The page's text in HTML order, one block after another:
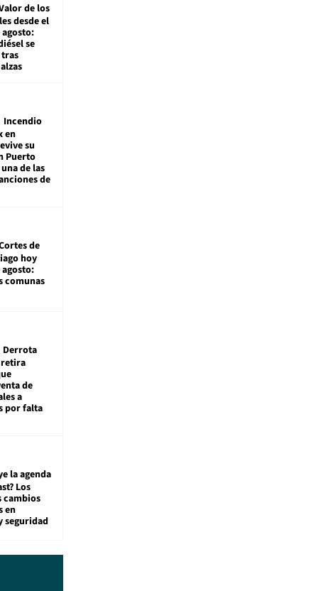
de los
desde el
agosto:
se
Incendio
en
su
Puerto
de las
de
de
hoy
agosto:
comunas
Derrota
de
a
por falta
la agenda
Los
cambios
en
seguridad